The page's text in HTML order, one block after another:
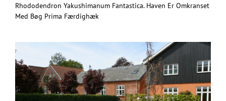
Rhododendron Yakushimanum Fantastica. Haven Er Omkranset
Med Bøg Prima Færdighæk